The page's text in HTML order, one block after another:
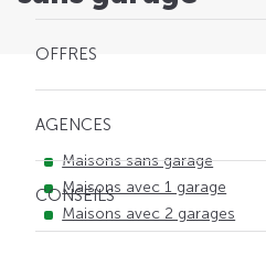
OFFRES
AGENCES
CONSEILS
Maisons sans garage
Maisons avec 1 garage
Maisons avec 2 garages